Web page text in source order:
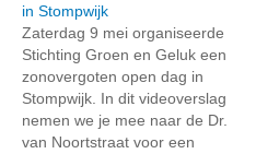
in Stompwijk
Zaterdag 9 mei organiseerde
Stichting Groen en Geluk een
zonovergoten open dag in
Stompwijk. In dit videoverslag
nemen we je mee naar de Dr.
van Noortstraat voor een